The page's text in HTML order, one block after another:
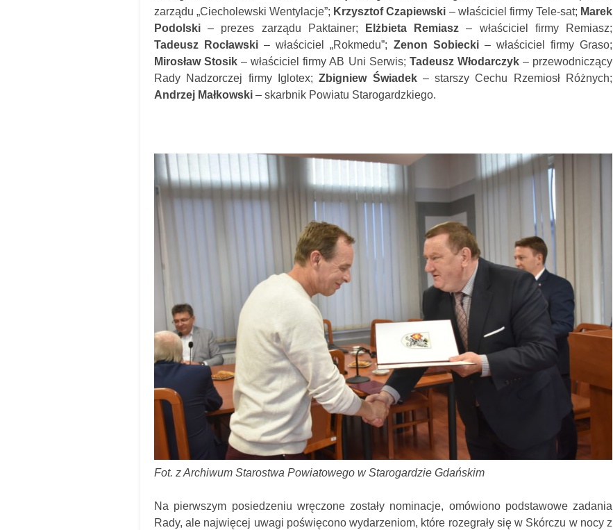
zarządu „Ciecholewski Wentylacje”; Krzysztof Czapiewski – właściciel firmy Tele-sat; Marek
Podolski – prezes zarządu Paktainer; Elżbieta Remiasz – właściciel firmy Remiasz;
Tadeusz Rocławski – właściciel „Rokmedu”; Zenon Sobiecki– właściciel firmy Graso;
Mirosław Stosik – właściciel firmy AB Uni Serwis; Tadeusz Włodarczyk– przewodniczący
Rady Nadzorczej firmy Iglotex;Zbigniew Świadek– starszy Cechu Rzemiosł Różnych;
Andrzej Małkowski – skarbnik Powiatu Starogardzkiego.
Fot. z Archiwum Starostwa Powiatowego w Starogardzie Gdańskim
Na pierwszym posiedzeniu wręczone zostały nominacje, omówiono podstawowe zadania
Rady, ale najwięcej uwagi poświęcono wydarzeniom, które rozegrały się w Skórczu w nocy z